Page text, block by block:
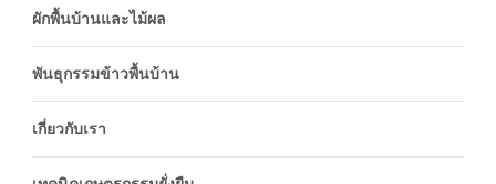
ผักพื้นบ้านและไม้ผล
พันธุกรรมข้าวพื้นบ้าน
เกี่ยวกับเรา